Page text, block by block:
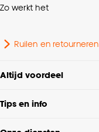
Zo werkt het
Ruilen en retourneren
Altijd voordeel
Tips en info